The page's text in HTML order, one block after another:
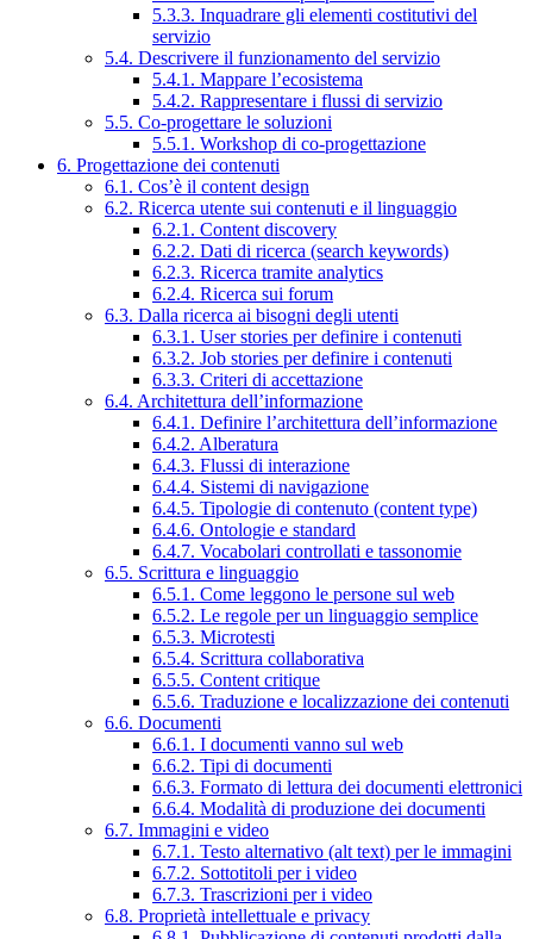
5.3.3. Inquadrare gli elementi costitutivi del
servizio
5.4. Descrivere il funzionamento del servizio
5.4.1. Mappare l’ecosistema
5.4.2. Rappresentare i flussi di servizio
5.5. Co-progettare le soluzioni
5.5.1. Workshop di co-progettazione
6. Progettazione dei contenuti
6.1. Cos’è il content design
6.2. Ricerca utente sui contenuti e il linguaggio
6.2.1. Content discovery
6.2.2. Dati di ricerca (search keywords)
6.2.3. Ricerca tramite analytics
6.2.4. Ricerca sui forum
6.3. Dalla ricerca ai bisogni degli utenti
6.3.1. User stories per definire i contenuti
6.3.2. Job stories per definire i contenuti
6.3.3. Criteri di accettazione
6.4. Architettura dell’informazione
6.4.1. Definire l’architettura dell’informazione
6.4.2. Alberatura
6.4.3. Flussi di interazione
6.4.4. Sistemi di navigazione
6.4.5. Tipologie di contenuto (content type)
6.4.6. Ontologie e standard
6.4.7. Vocabolari controllati e tassonomie
6.5. Scrittura e linguaggio
6.5.1. Come leggono le persone sul web
6.5.2. Le regole per un linguaggio semplice
6.5.3. Microtesti
6.5.4. Scrittura collaborativa
6.5.5. Content critique
6.5.6. Traduzione e localizzazione dei contenuti
6.6. Documenti
6.6.1. I documenti vanno sul web
6.6.2. Tipi di documenti
6.6.3. Formato di lettura dei documenti elettronici
6.6.4. Modalità di produzione dei documenti
6.7. Immagini e video
6.7.1. Testo alternativo (alt text) per le immagini
6.7.2. Sottotitoli per i video
6.7.3. Trascrizioni per i video
6.8. Proprietà intellettuale e privacy